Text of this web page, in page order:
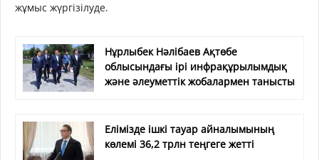
жұмыс жүргізілуде.
Нұрлыбек Нәлібаев Ақтөбе
облысындағы ірі инфрақұрылымдық
және әлеуметтік жобалармен танысты
Елімізде ішкі тауар айналымының
көлемі 36,2 трлн теңгеге жетті